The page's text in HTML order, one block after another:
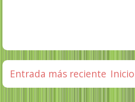
Entrada más reciente Inicio